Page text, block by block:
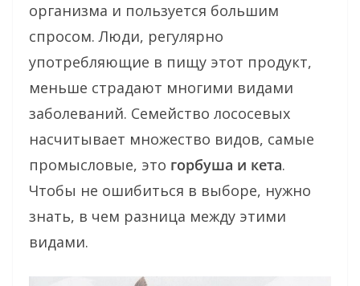
организма и пользуется большим
спросом. Люди, регулярно
употребляющие в пищу этот продукт,
меньше страдают многими видами
заболеваний. Семейство лососевых
насчитывает множество видов, самые
промысловые, это горбуша и кета.
Чтобы не ошибиться в выборе, нужно
знать, в чем разница между этими
видами.